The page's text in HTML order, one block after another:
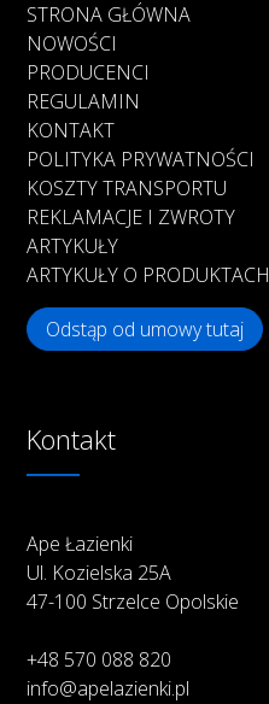
STRONA GŁÓWNA
NOWOŚCI
PRODUCENCI
REGULAMIN
KONTAKT
POLITYKA PRYWATNOŚCI
KOSZTY TRANSPORTU
REKLAMACJE I ZWROTY
ARTYKUŁY
ARTYKUŁY O PRODUKTACH
Odstąp od umowy tutaj
Kontakt
Ape Łazienki
Ul. Kozielska 25A
47-100 Strzelce Opolskie
+48 570 088 820
info@apelazienki.pl